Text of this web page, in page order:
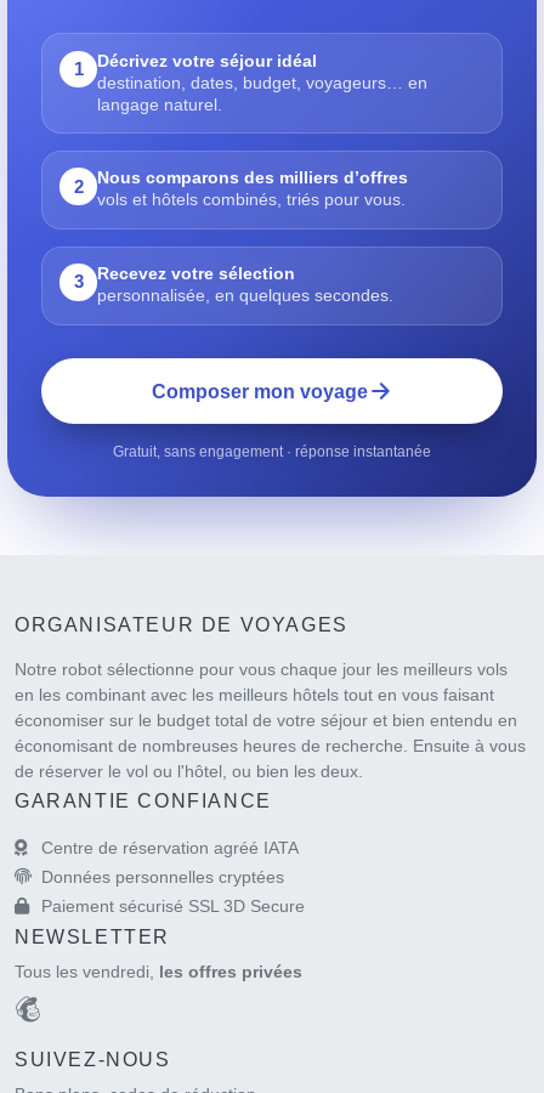
1
Décrivez votre séjour idéal
destination, dates, budget, voyageurs… en
langage naturel.
2
Nous comparons des milliers d’offres
vols et hôtels combinés, triés pour vous.
3
Recevez votre sélection
personnalisée, en quelques secondes.
Composer mon voyage
Gratuit, sans engagement · réponse instantanée
ORGANISATEUR DE VOYAGES
Notre robot sélectionne pour vous chaque jour les meilleurs vols
en les combinant avec les meilleurs hôtels tout en vous faisant
économiser sur le budget total de votre séjour et bien entendu en
économisant de nombreuses heures de recherche. Ensuite à vous
de réserver le vol ou l'hôtel, ou bien les deux.
GARANTIE CONFIANCE
Centre de réservation agréé IATA
Données personnelles cryptées
Paiement sécurisé SSL 3D Secure
NEWSLETTER
Tous les vendredi, les offres privées
SUIVEZ-NOUS